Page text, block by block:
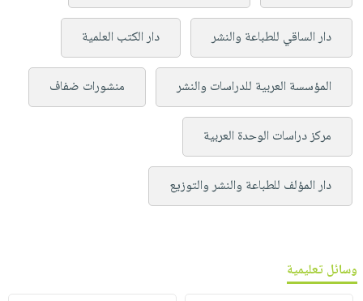
دار الساقي للطباعة والنشر دار الكتب العلمية
المؤسسة العربية للدراسات والنشر منشورات ضفاف
مركز دراسات الوحدة العربية
دار المؤلف للطباعة والنشر والتوزيع
وسائل تعليمية